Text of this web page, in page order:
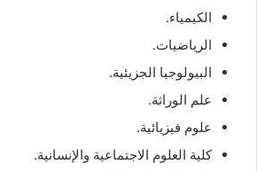
الكيمياء.
الرياضيات.
البيولوجيا الجزيئية.
علم الوراثة.
علوم فيزيائية.
كلية العلوم الاجتماعية والإنسانية.